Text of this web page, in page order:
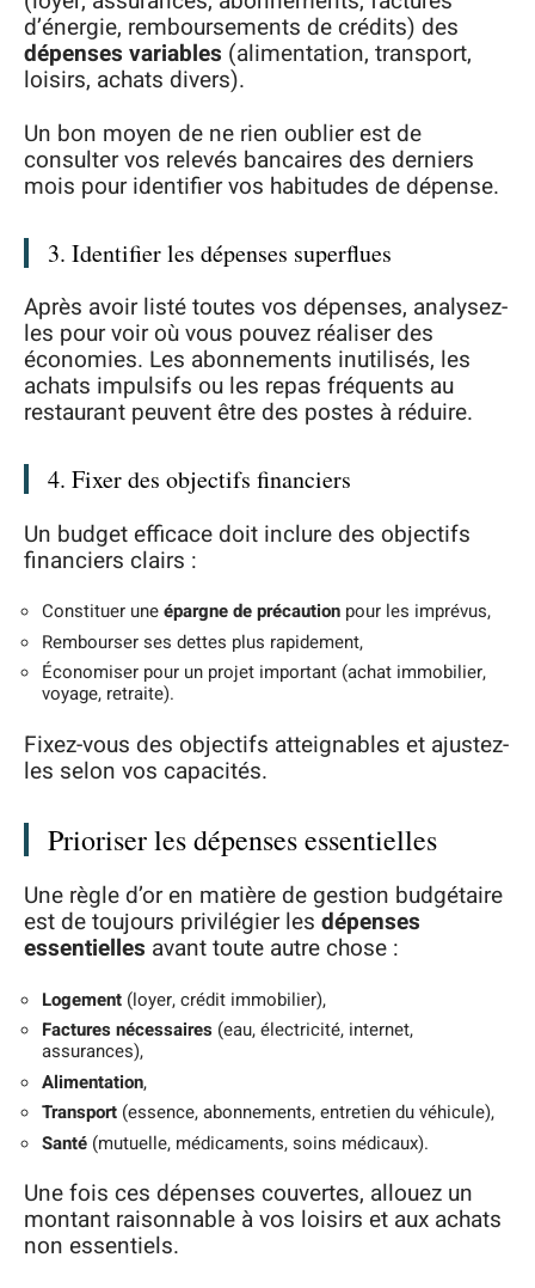
d’énergie, remboursements de crédits) des
dépenses variables (alimentation, transport,
loisirs, achats divers).
Un bon moyen de ne rien oublier est de
consulter vos relevés bancaires des derniers
mois pour identifier vos habitudes de dépense.
3. Identifier les dépenses superflues
Après avoir listé toutes vos dépenses, analysez-
les pour voir où vous pouvez réaliser des
économies. Les abonnements inutilisés, les
achats impulsifs ou les repas fréquents au
restaurant peuvent être des postes à réduire.
4. Fixer des objectifs financiers
Un budget efficace doit inclure des objectifs
financiers clairs :
Constituer uneépargne de précaution pour les imprévus,
Rembourser ses dettes plus rapidement,
Économiser pour un projet important (achat immobilier,
voyage, retraite).
Fixez-vous des objectifs atteignables et ajustez-
les selon vos capacités.
Prioriser les dépenses essentielles
Une règle d’or en matière de gestion budgétaire
est de toujours privilégier les dépenses
essentielles avant toute autre chose :
Logement (loyer, crédit immobilier),
Factures nécessaires (eau, électricité, internet,
assurances),
Alimentation,
Transport (essence, abonnements, entretien du véhicule),
Santé (mutuelle, médicaments, soins médicaux).
Une fois ces dépenses couvertes, allouez un
montant raisonnable à vos loisirs et aux achats
non essentiels.